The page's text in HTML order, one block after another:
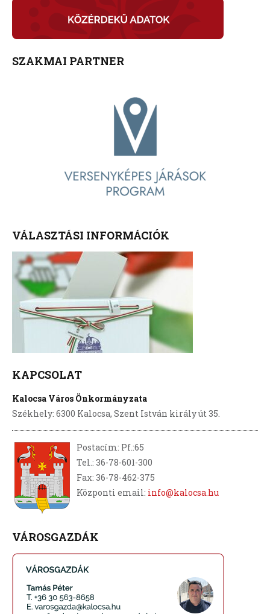
SZAKMAI PARTNER
VÁLASZTÁSI INFORMÁCIÓK
KAPCSOLAT
Kalocsa Város Önkormányzata
Székhely: 6300 Kalocsa, Szent István király út 35.
Postacím: Pf.:65
Tel.: 36-78-601-300
Fax: 36-78-462-375
Központi email: info@kalocsa.hu
VÁROSGAZDÁK